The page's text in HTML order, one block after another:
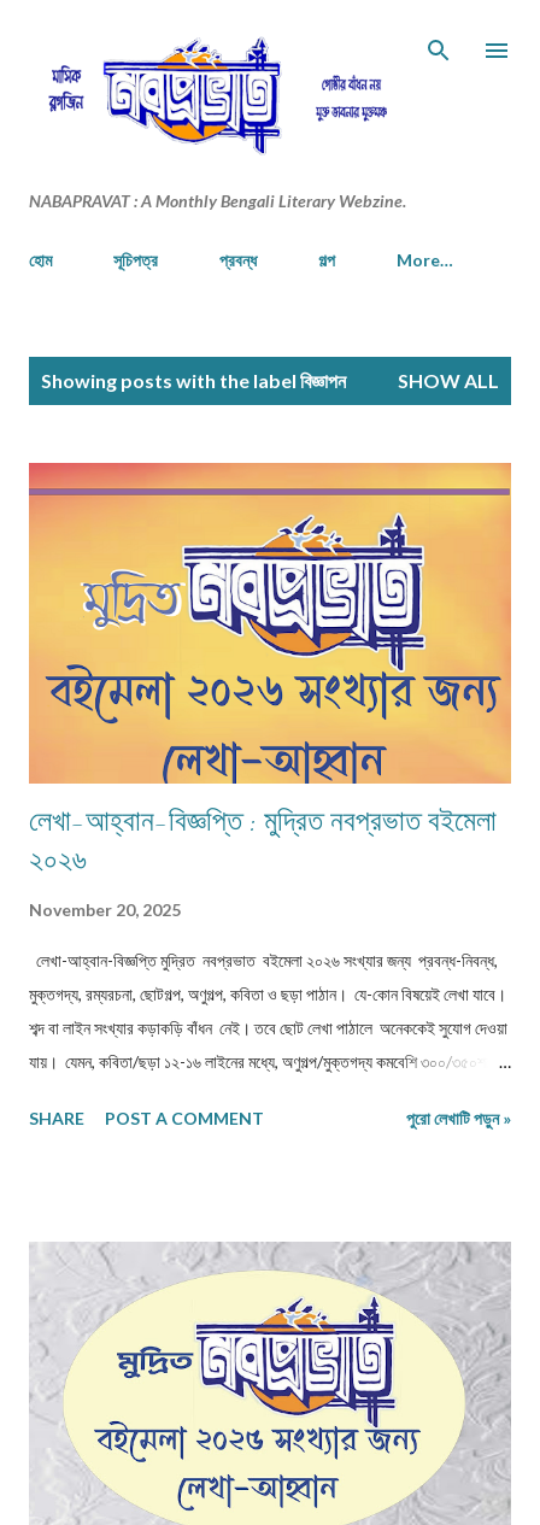
NABAPRAVAT : A Monthly Bengali Literary Webzine.
হোম সূচিপত্র প্রবন্ধ গল্প More…
Showing posts with the label বিজ্ঞাপন SHOW ALL
লেখা-আহ্বান-বিজ্ঞপ্তি : মুদ্রিত নবপ্রভাত বইমেলা
২০২৬
November 20, 2025
লেখা-আহ্বান-বিজ্ঞপ্তি মুদ্রিত নবপ্রভাত বইমেলা ২০২৬ সংখ্যার জন্য প্রবন্ধ-নিবন্ধ,
মুক্তগদ্য, রম্যরচনা, ছোটগল্প, অণুগল্প, কবিতা ও ছড়া পাঠান। যে-কোন বিষয়েই লেখা যাবে।
শব্দ বা লাইন সংখ্যার কড়াকড়ি বাঁধন নেই। তবে ছোট লেখা পাঠালে অনেককেই সুযোগ দেওয়া
যায়। যেমন, কবিতা/ছড়া ১২-১৬ লাইনের মধ্যে, অণুগল্প/মুক্তগদ্য কমবেশি ৩০০/৩৫০শব্দে,
'অবশ্যমান্য' নয়। সম্পূর্ণ অপ্রকাশিত লেখা পাঠাতে হবে। মনোনয়নের সুবিধার্থে একাধিক
নম্বর। (ছবি দেওয়ার দরকার নেই।) ১) মেলের সাবজেক্ট লাইনে লিখবেন 'মুদ্রিত নবপ্রভাত
বইমেলা সংখ্যা ২০২৬-এর জন্য'। ২) বানানের দিকে বিশেষ নজর দেবেন। ৩) যতিচিহ্নের
আগে স্পেস না দিয়ে পরে দেবেন। ৪) বিশেষ কোন চিহ্ন (যেমন @ # ...
SHARE POST A COMMENT পুরো লেখাটি পড়ুন »